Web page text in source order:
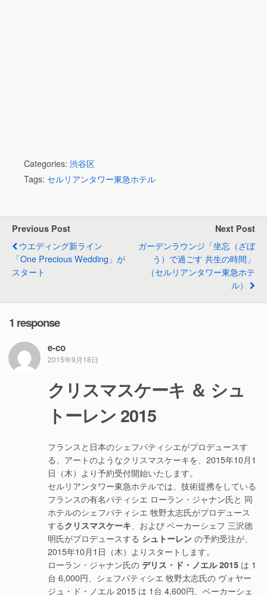
Categories: 渋谷区
Tags: セルリアンタワー東急ホテル
Previous Post
ウエディング新ライン
「One Precious Wedding」が
スタート
Next Post
ガーデンラウンジ「坐忘（ざぼ
う）で過ごす 共生の時間」
（セルリアンタワー東急ホテ
ル）
1 response
e-co
2015年9月18日
クリスマスケーキ ＆ シュ
トーレン 2015
フランスと日本のシェフパティシエがプロデュースす
る、アートのようなクリスマスケーキを、2015年10月1
日（木）より予約受付開始いたします。
セルリアンタワー東急ホテルでは、技術提携をしている
フランスの有名パティシエ ローラン・ジャナン氏と 同
ホテルのシェフパティシエ 牧野太志氏がプロデュース
するクリスマスケーキ 、および ベーカーシェフ 三沢徳
明氏がプロデュースする シュトーレン の予約受注が、
2015年10月1日（木）よりスタートします。
ローラン・ジャナン氏の デリス・ド・ノエル 2015 は 1
台 6,000円、シェフパティシエ 牧野太志氏の ヴォヤー
ジュ・ド・ノエル 2015 は 1台 4,600円、ベーカーシェ